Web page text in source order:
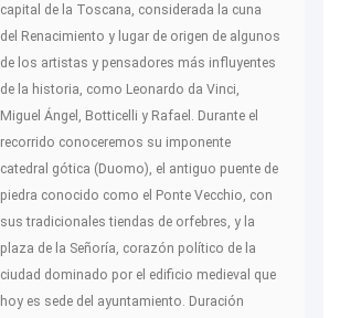
capital de la Toscana, considerada la cuna
del Renacimiento y lugar de origen de algunos
de los artistas y pensadores más influyentes
de la historia, como Leonardo da Vinci,
Miguel Ángel, Botticelli y Rafael. Durante el
recorrido conoceremos su imponente
catedral gótica (Duomo), el antiguo puente de
piedra conocido como el Ponte Vecchio, con
sus tradicionales tiendas de orfebres, y la
plaza de la Señoría, corazón político de la
ciudad dominado por el edificio medieval que
hoy es sede del ayuntamiento. Duración